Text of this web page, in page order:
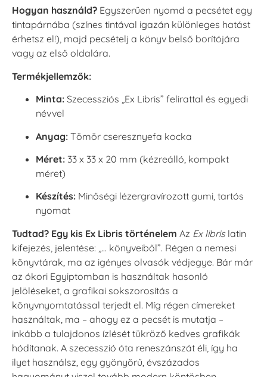
Hogyan használd? Egyszerűen nyomd a pecsétet egy
tintapárnába (színes tintával igazán különleges hatást
érhetsz el!), majd pecsételj a könyv belső borítójára
vagy az első oldalára.
Termékjellemzők:
Minta: Szecessziós „Ex Libris” felirattal és egyedi
névvel
Anyag: Tömör cseresznyefa kocka
Méret: 33 x 33 x 20 mm (kézreálló, kompakt
méret)
Készítés: Minőségi lézergravírozott gumi, tartós
nyomat
Tudtad? Egy kis Ex Libris történelem Az Ex libris latin
kifejezés, jelentése: „… könyveiből”. Régen a nemesi
könyvtárak, ma az igényes olvasók védjegye. Bár már
az ókori Egyiptomban is használtak hasonló
jelöléseket, a grafikai sokszorosítás a
könyvnyomtatással terjedt el. Míg régen címereket
használtak, ma – ahogy ez a pecsét is mutatja –
inkább a tulajdonos ízlését tükröző kedves grafikák
hódítanak. A szecesszió óta reneszánszát éli, így ha
ilyet használsz, egy gyönyörű, évszázados